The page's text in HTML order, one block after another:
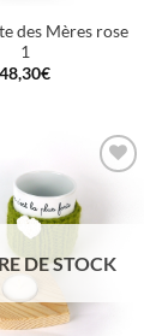
des Mères rose
1
48,30€
wishlist
DE STOCK